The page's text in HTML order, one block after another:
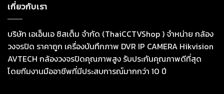
เกี่ยวกับเรา
บริษัท เอเอ็นเอ ซิสเต็ม จำกัด (ThaiCCTVShop ) จำหน่าย กล้อง
วงจรปิด ราคาถูก เครื่องบันทึกภาพ DVR IP CAMERA Hikvision
AVTECH กล้องวงจรปิดคุณภาพสูง รับประกันคุณภาพดีที่สุด
โดยทีมงานมืออาชีพที่มีประสบการณ์มากกว่า 10 ปี